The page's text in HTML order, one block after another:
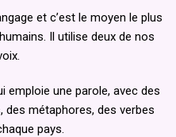
et c’est le moyen le plus
Il utilise deux de nos
emploie une parole, avec des
des métaphores, des verbes
pays.